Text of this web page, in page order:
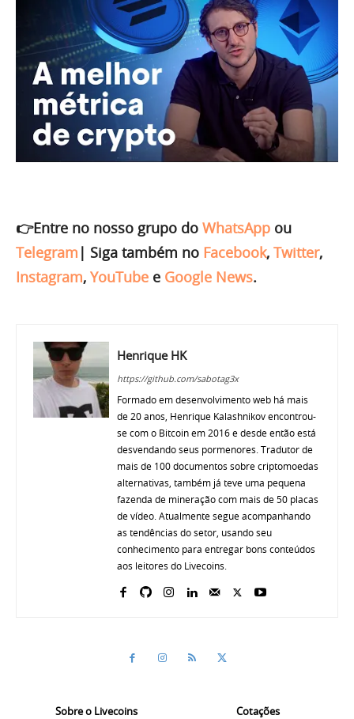
👉Entre no nosso grupo do WhatsApp ou
Telegram | Siga também no Facebook, Twitter,
Instagram, YouTube e Google News.
Henrique HK
https://github.com/sabotag3x
Formado em desenvolvimento web há mais
de 20 anos, Henrique Kalashnikov encontrou-
se com o Bitcoin em 2016 e desde então está
desvendando seus pormenores. Tradutor de
mais de 100 documentos sobre criptomoedas
alternativas, também já teve uma pequena
fazenda de mineração com mais de 50 placas
de vídeo. Atualmente segue acompanhando
as tendências do setor, usando seu
conhecimento para entregar bons conteúdos
aos leitores do Livecoins.
Sobre o Livecoins Cotações